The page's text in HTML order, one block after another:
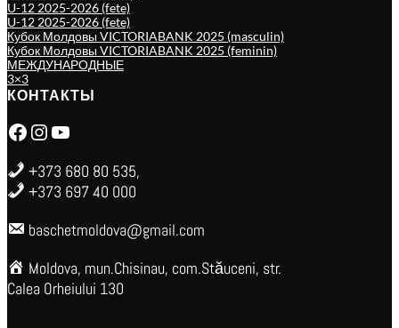
U-12 2025-2026 (fete)
U-12 2025-2026 (fete)
Кубок Молдовы VICTORIABANK 2025 (masculin)
Кубок Молдовы VICTORIABANK 2025 (feminin)
МЕЖДУНАРОДНЫЕ
3×3
КОНТАКТЫ
Facebook Instagram YouTube
+373 680 80 535,
+373 697 40 000
baschetmoldova@gmail.com
Moldova, mun.Chisinau, com.Stăuceni, str.
Calea Orheiului 130